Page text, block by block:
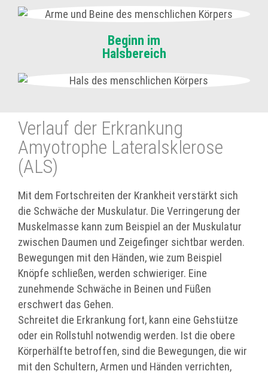
Beginn im
Halsbereich
Verlauf der Erkrankung
Amyotrophe Lateralsklerose
(ALS)
Mit dem Fortschreiten der Krankheit verstärkt sich
die Schwäche der Muskulatur. Die Verringerung der
Muskelmasse kann zum Beispiel an der Muskulatur
zwischen Daumen und Zeigefinger sichtbar werden.
Bewegungen mit den Händen, wie zum Beispiel
Knöpfe schließen, werden schwieriger. Eine
zunehmende Schwäche in Beinen und Füßen
erschwert das Gehen.
Schreitet die Erkrankung fort, kann eine Gehstütze
oder ein Rollstuhl notwendig werden. Ist die obere
Körperhälfte betroffen, sind die Bewegungen, die wir
mit den Schultern, Armen und Händen verrichten,